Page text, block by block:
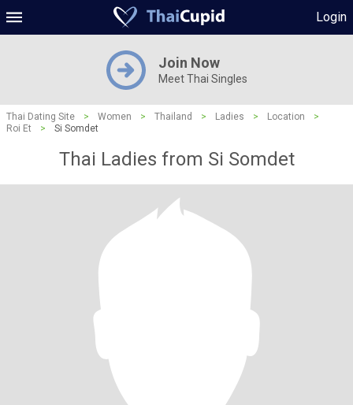
Login
Join Now
Meet Thai Singles
Thai Dating Site > Women > Thailand > Ladies > Location
>
Roi Et
> Si Somdet
Thai Ladies from Si Somdet